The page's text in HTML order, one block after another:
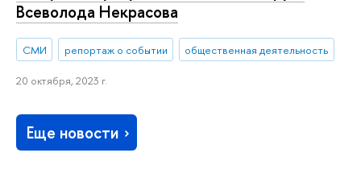
Всеволода Некрасова
СМИ репортаж о событии общественная деятельность
20 октября, 2023 г.
Еще новости